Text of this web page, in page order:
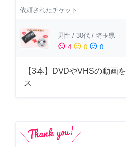
依頼されたチケット
男性 / 30代 / 埼玉県
sentiment_satisfied 4 sentiment_neutral 0 sentiment_dissatisfied 0
【3本】DVDやVHSの動画
ス